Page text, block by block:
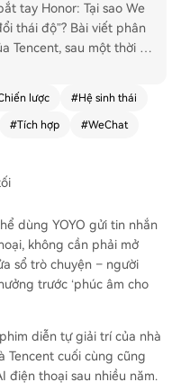
tay Honor: Tại sao We
Bài viết phân
Tencent, sau một thời gi
OPPO, vivo để phát triển
to-Agent). Động th
Tencent đang chịu
màn hình) mà Doubao
coi đó là sự “xâm phạ
giải pháp A2A, trong
thoại phân tích ý định
ủy quyền tới WeCh
kiểm soát hệ sinh thái v
khi vẫn mở rộng tiếp cậ
hệ thống. Các hãn
lược #Hệ sinh thái
#Tích hợp #WeChat
dùng YOYO gửi tin nhắn
không cần phải mở
sổ trò chuyện – người
trước ‘phúc âm cho
diễn tự giải trí của nhà
Tencent cuối cùng cũng
điện thoại sau nhiều năm.